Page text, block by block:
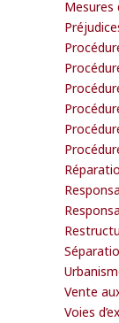
Mesures
Vente
Voies